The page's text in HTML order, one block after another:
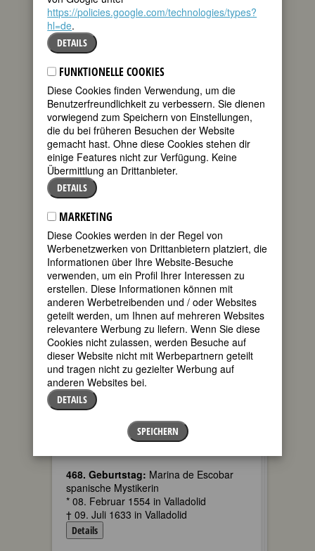
Dresden
† 31. Januar 1935 in Halle,
Polizeigefängnis
120. Geburtstag:ILLA ANDREAE
deutsche Schriftstellerin
* 08. Februar 1902 in Wolbeck/ Westf.
† 03. Februar 1992 in Bochum
Details
120. Geburtstag:Lucie Englisch
deutsche Schauspielerin
* 08. Februar 1902 in Baden oder
Leesdorf bei Wien
Details
55. Geburtstag:Rachel Cusk
kanadisch?britische Schriftstellerin
* 08. Februar 1967 in Saskatoon,
Saskatchewan, Kanada
Details
35. Geburtstag: Carolina Kostner
italienische Eiskunstläuferin
* 08. Februar 1987 in Bozen
Details
35. Geburtstag:
* 08. Februar 1987 in Stokke, Norwegen
468. Geburtstag: Marina de Escobar
spanische Mystikerin
* 08. Februar 1554 in Valladolid
† 09. Juli 1633 in Valladolid
Details
https://policies.google.com/technologies/types?
hl=de.
DETAILS
FUNKTIONELLE COOKIES
Diese Cookies finden Verwendung, um die
Benutzerfreundlichkeit zu verbessern. Sie dienen
vorwiegend zum Speichern von Einstellungen,
die du bei früheren Besuchen der Website
gemacht hast. Ohne diese Cookies stehen dir
einige Features nicht zur Verfügung. Keine
Übermittlung an Drittanbieter.
DETAILS
MARKETING
Diese Cookies werden in der Regel von
Werbenetzwerken von Drittanbietern platziert, die
Informationen über Ihre Website-Besuche
verwenden, um ein Profil Ihrer Interessen zu
erstellen. Diese Informationen können mit
anderen Werbetreibenden und / oder Websites
geteilt werden, um Ihnen auf mehreren Websites
relevantere Werbung zu liefern. Wenn Sie diese
Cookies nicht zulassen, werden Besuche auf
dieser Website nicht mit Werbepartnern geteilt
und tragen nicht zu gezielter Werbung auf
anderen Websites bei.
DETAILS
SPEICHERN